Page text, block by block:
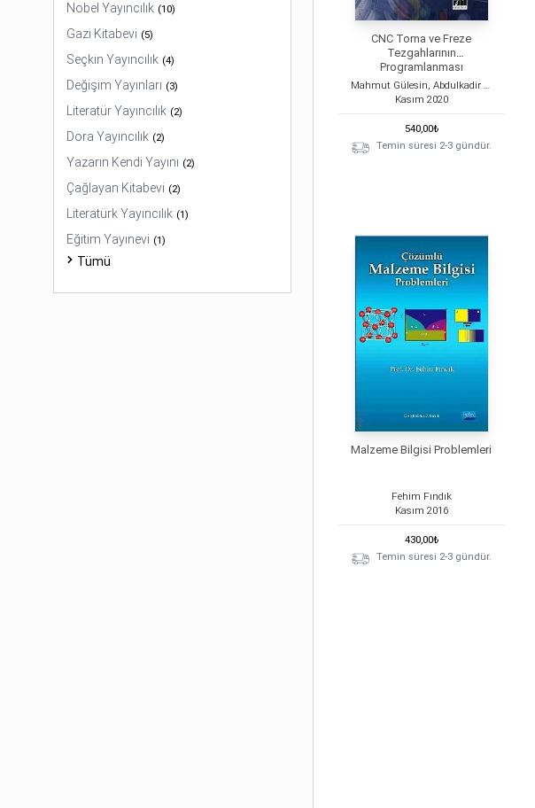
Nobel Yayıncılık (10)
Gazi Kitabevi (5)
Seçkin Yayıncılık (4)
Değişim Yayınları (3)
Literatür Yayıncılık (2)
Dora Yayıncılık (2)
Yazarın Kendi Yayını (2)
Çağlayan Kitabevi (2)
Literatürk Yayıncılık (1)
Eğitim Yayınevi (1)
Tümü
CNC Torna ve Freze
Tezgahlarının
Programlanması
Mahmut Gülesin, Abdulkadir Güllü
Kasım 2020
540,00₺
Temin süresi 2-3 gündür.
Malzeme Bilgisi Problemleri
Fehim Fındık
Kasım 2016
430,00₺
Temin süresi 2-3 gündür.